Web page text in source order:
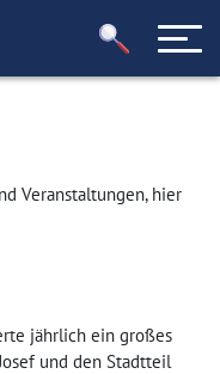
Veranstaltungen, hier
jährlich ein großes
und den Stadtteil